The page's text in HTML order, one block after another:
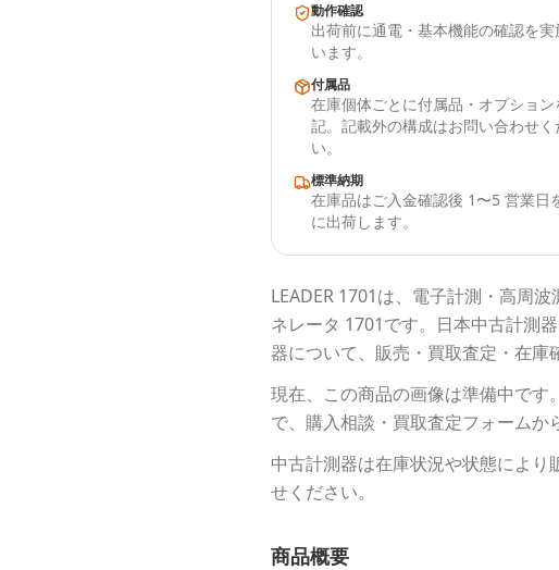
動作確認
出荷前に通電・基本機能の確認を実
います。
付属品
在庫個体ごとに付属品・オプション
記。記載外の構成はお問い合わせく
い。
標準納期
在庫品はご入金確認後 1〜5 営業日
に出荷します。
LEADER 1701は、電子計測・高周
ネレータ 1701です。 日本中古計測器
器について、販売・買取査定・在庫
現在、この商品の画像は準備中で
で、購入相談・買取査定フォームか
中古計測器は在庫状況や状態によ
せください。
商品概要